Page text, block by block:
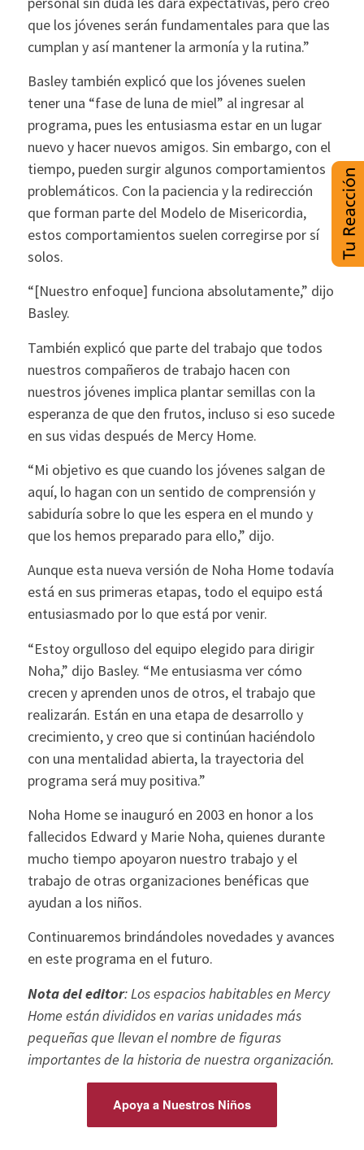
que los jóvenes serán fundamentales para que las
cumplan y así mantener la armonía y la rutina.”
Basley también explicó que los jóvenes suelen
tener una “fase de luna de miel” al ingresar al
programa, pues les entusiasma estar en un lugar
nuevo y hacer nuevos amigos. Sin embargo, con el
tiempo, pueden surgir algunos comportamientos
problemáticos. Con la paciencia y la redirección
que forman parte del Modelo de Misericordia,
estos comportamientos suelen corregirse por sí
solos.
“[Nuestro enfoque] funciona absolutamente,” dijo
Basley.
También explicó que parte del trabajo que todos
nuestros compañeros de trabajo hacen con
nuestros jóvenes implica plantar semillas con la
esperanza de que den frutos, incluso si eso sucede
en sus vidas después de Mercy Home.
“Mi objetivo es que cuando los jóvenes salgan de
aquí, lo hagan con un sentido de comprensión y
sabiduría sobre lo que les espera en el mundo y
que los hemos preparado para ello,” dijo.
Aunque esta nueva versión de Noha Home todavía
está en sus primeras etapas, todo el equipo está
entusiasmado por lo que está por venir.
“Estoy orgulloso del equipo elegido para dirigir
Noha,” dijo Basley. “Me entusiasma ver cómo
crecen y aprenden unos de otros, el trabajo que
realizarán. Están en una etapa de desarrollo y
crecimiento, y creo que si continúan haciéndolo
con una mentalidad abierta, la trayectoria del
programa será muy positiva.”
Noha Home se inauguró en 2003 en honor a los
fallecidos Edward y Marie Noha, quienes durante
mucho tiempo apoyaron nuestro trabajo y el
trabajo de otras organizaciones benéficas que
ayudan a los niños.
Continuaremos brindándoles novedades y avances
en este programa en el futuro.
Nota del editor: Los espacios habitables en Mercy
Home están divididos en varias unidades más
pequeñas que llevan el nombre de figuras
importantes de la historia de nuestra organización.
Apoya a Nuestros Niños